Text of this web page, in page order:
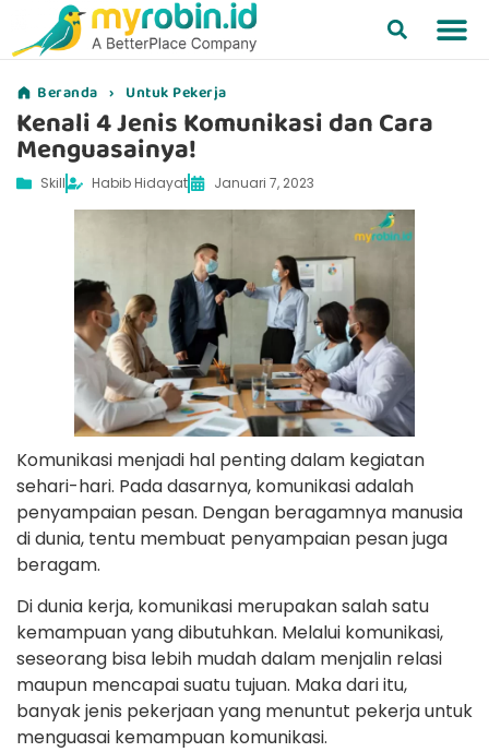
Beranda › Untuk Pekerja
Kenali 4 Jenis Komunikasi dan Cara
Menguasainya!
Skill Habib Hidayat Januari 7, 2023
Komunikasi menjadi hal penting dalam kegiatan
sehari-hari. Pada dasarnya, komunikasi adalah
penyampaian pesan. Dengan beragamnya manusia
di dunia, tentu membuat penyampaian pesan juga
beragam.
Di dunia kerja, komunikasi merupakan salah satu
kemampuan yang dibutuhkan. Melalui komunikasi,
seseorang bisa lebih mudah dalam menjalin relasi
maupun mencapai suatu tujuan. Maka dari itu,
banyak jenis pekerjaan yang menuntut pekerja untuk
menguasai kemampuan komunikasi.